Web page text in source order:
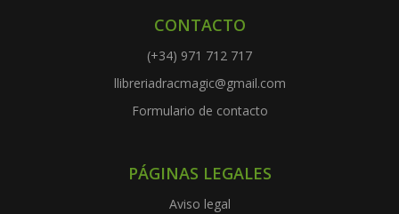
CONTACTO
(+34) 971 712 717
llibreriadracmagic@gmail.com
Formulario de contacto
PÁGINAS LEGALES
Aviso legal